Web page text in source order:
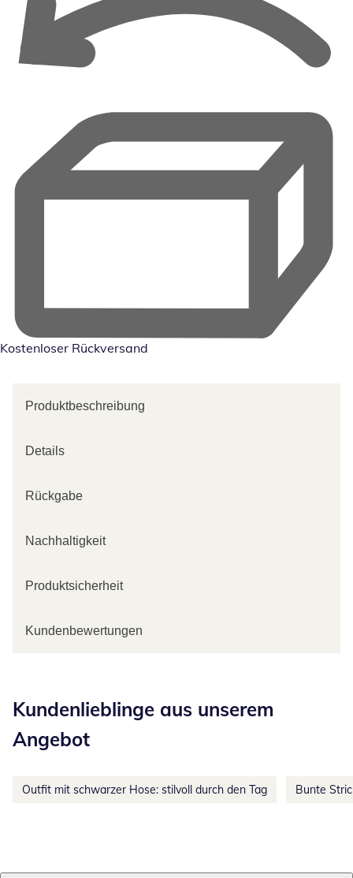
Kostenloser Rückversand
Produktbeschreibung
Details
Rückgabe
Nachhaltigkeit
Produktsicherheit
Kundenbewertungen
Kundenlieblinge aus unserem
Angebot
Outfit mit schwarzer Hose: stilvoll durch den Tag Bunte